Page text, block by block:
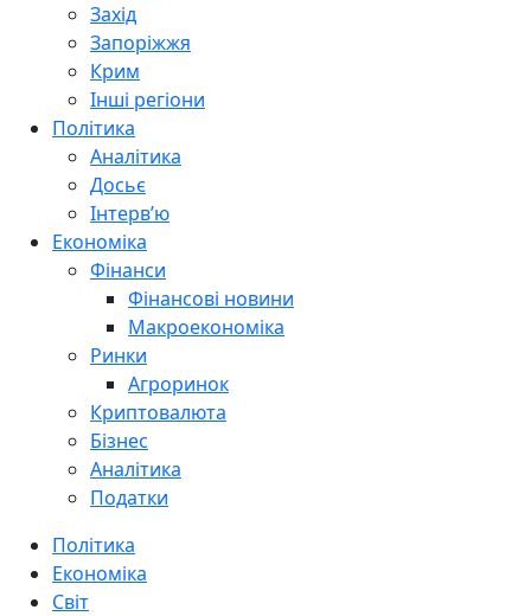
Захід
Запоріжжя
Крим
Інші регіони
Політика
Аналітика
Досьє
Інтерв’ю
Економіка
Фінанси
Фінансові новини
Макроекономіка
Ринки
Агроринок
Криптовалюта
Бізнес
Аналітика
Податки
Політика
Економіка
Світ